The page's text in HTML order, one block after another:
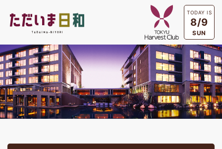
TODAY IS
8/9
SUN